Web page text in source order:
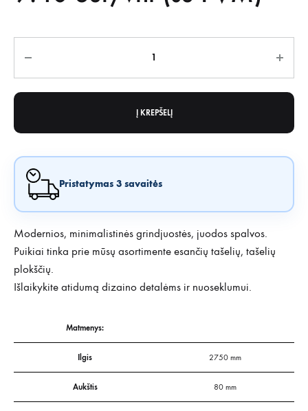
Į KREPŠELĮ
Pristatymas 3 savaitės
Modernios, minimalistinės grindjuostės, juodos spalvos.
Puikiai tinka prie mūsų asortimente esančių tašelių, tašelių
plokščių.
Išlaikykite atidumą dizaino detalėms ir nuoseklumui.
Matmenys:
Ilgis 2750 mm
Aukštis 80 mm